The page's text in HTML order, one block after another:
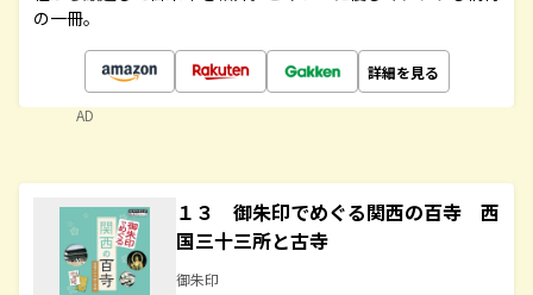
の一冊。
詳細を見る
AD
１３ 御朱印でめぐる関西の百寺 西
国三十三所と古寺
御朱印